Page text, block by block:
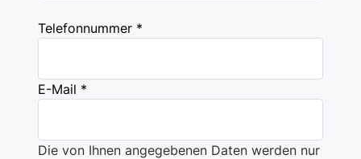
Telefonnummer *
E-Mail *
Die von Ihnen angegebenen Daten werden nur